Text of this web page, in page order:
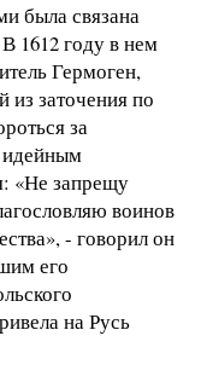
была связана
1612 году в нем
Гермоген,
заточения по
за
идейным
«Не запрещу
воинов
- говорил он
его
на Русь